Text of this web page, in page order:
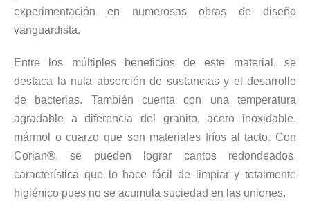
experimentación en numerosas obras de diseño
vanguardista.
Entre los múltiples beneficios de este material, se
destaca la nula absorción de sustancias y el desarrollo
de bacterias. También cuenta con una temperatura
agradable a diferencia del granito, acero inoxidable,
mármol o cuarzo que son materiales fríos al tacto. Con
Corian®, se pueden lograr cantos redondeados,
característica que lo hace fácil de limpiar y totalmente
higiénico pues no se acumula suciedad en las uniones.